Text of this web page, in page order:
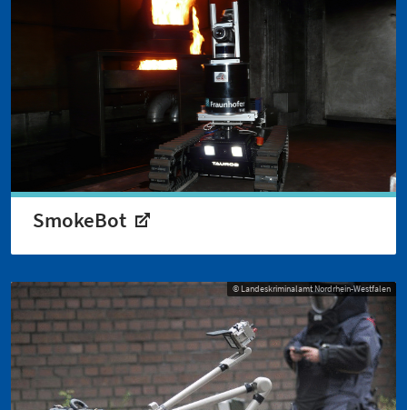
SmokeBot
© Landeskriminalamt Nordrhein-Westfalen